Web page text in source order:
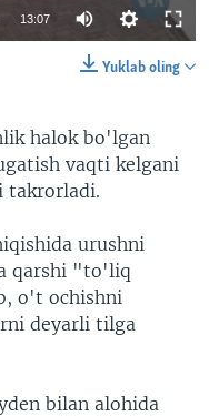
13:07
Yuklab oling
halok bo'lgan
vaqti kelgani
takrorladi.
urushni
qarshi "to'liq
o't ochishni
deyarli tilga
bilan alohida